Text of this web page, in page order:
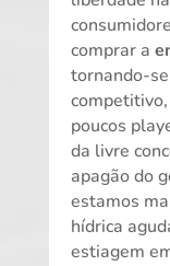
comprar a
tornando-
poucos
da livre
apagão do
estamos
hídrica
estiagem